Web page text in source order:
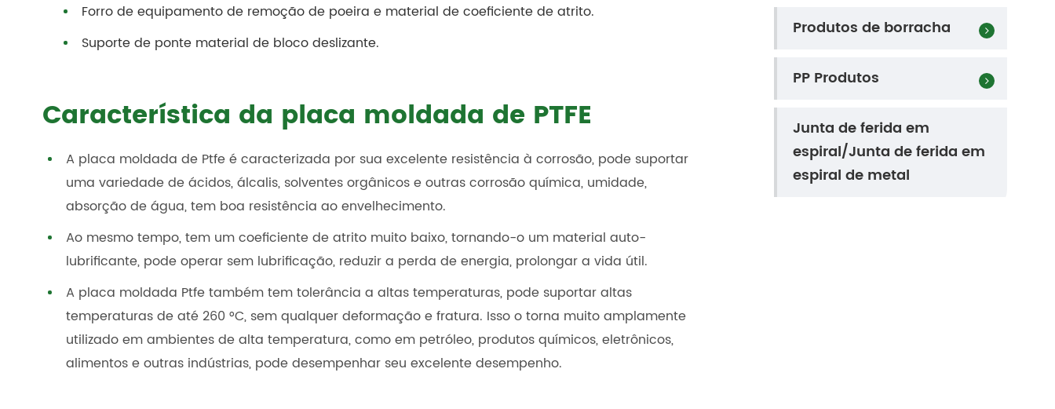
Forro de equipamento de remoção de poeira e material de coeficiente de atrito.
Suporte de ponte material de bloco deslizante.
Característica da placa moldada de PTFE
A placa moldada de Ptfe é caracterizada por sua excelente resistência à corrosão, pode suportar
uma variedade de ácidos, álcalis, solventes orgânicos e outras corrosão química, umidade,
absorção de água, tem boa resistência ao envelhecimento.
Ao mesmo tempo, tem um coeficiente de atrito muito baixo, tornando-o um material auto-
lubrificante, pode operar sem lubrificação, reduzir a perda de energia, prolongar a vida útil.
A placa moldada Ptfe também tem tolerância a altas temperaturas, pode suportar altas
temperaturas de até 260 °C, sem qualquer deformação e fratura. Isso o torna muito amplamente
utilizado em ambientes de alta temperatura, como em petróleo, produtos químicos, eletrônicos,
alimentos e outras indústrias, pode desempenhar seu excelente desempenho.
Produtos de borracha
PP Produtos
Junta de ferida em
espiral/Junta de ferida em
espiral de metal